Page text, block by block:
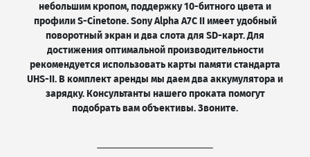
небольшим кропом, поддержку 10-битного цвета и
профили S-Cinetone. Sony Alpha A7C II имеет удобный
поворотный экран и два слота для SD-карт. Для
достижения оптимальной производительности
рекомендуется использовать карты памяти стандарта
UHS-II. В комплект аренды мы даем два аккумулятора и
зарядку. Консультанты нашего проката помогут
подобрать вам объективы. Звоните.